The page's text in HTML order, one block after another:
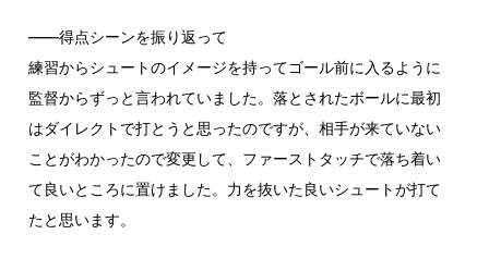
——得点シーンを振り返って
練習からシュートのイメージを持ってゴール前に入るように
監督からずっと言われていました。落とされたボールに最初
はダイレクトで打とうと思ったのですが、相手が来ていない
ことがわかったので変更して、ファーストタッチで落ち着い
て良いところに置けました。力を抜いた良いシュートが打て
たと思います。